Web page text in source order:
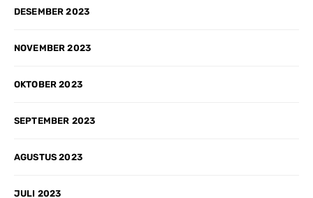
DESEMBER 2023
NOVEMBER 2023
OKTOBER 2023
SEPTEMBER 2023
AGUSTUS 2023
JULI 2023